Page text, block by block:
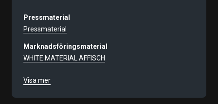
Pressmaterial
Pressmaterial
Marknadsföringsmaterial
WHITE MATERIAL AFFISCH
WHITE MATERIAL REC A3
Filmnummer
Visa mer